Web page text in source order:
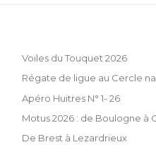
Voiles du Touquet 2026
Régate de ligue au Cercle
Apéro Huitres N° 1- 26
Motus 2026 : de Boulogne à
De Brest à Lezardrieux